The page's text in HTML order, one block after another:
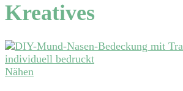
Kreatives
Nähen